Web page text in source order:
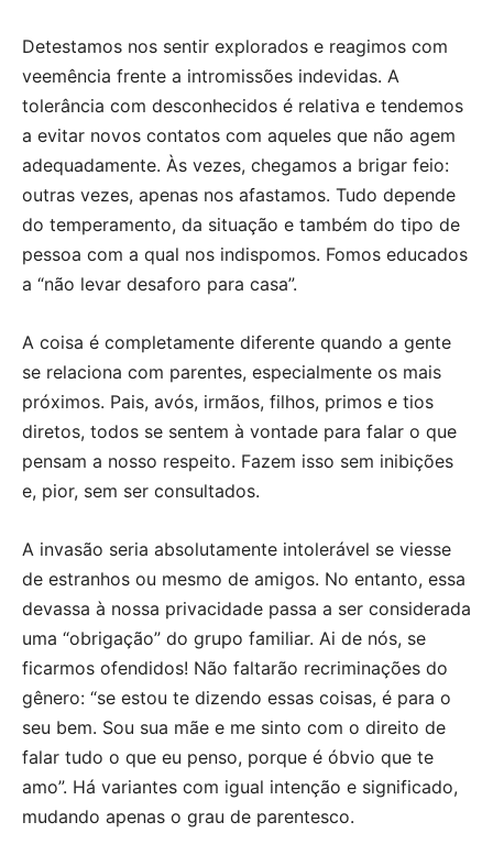
Detestamos nos sentir explorados e reagimos com
veemência frente a intromissões indevidas. A
tolerância com desconhecidos é relativa e tendemos
a evitar novos contatos com aqueles que não agem
adequadamente. Às vezes, chegamos a brigar feio:
outras vezes, apenas nos afastamos. Tudo depende
do temperamento, da situação e também do tipo de
pessoa com a qual nos indispomos. Fomos educados
a “não levar desaforo para casa”.
A coisa é completamente diferente quando a gente
se relaciona com parentes, especialmente os mais
próximos. Pais, avós, irmãos, filhos, primos e tios
diretos, todos se sentem à vontade para falar o que
pensam a nosso respeito. Fazem isso sem inibições
e, pior, sem ser consultados.
A invasão seria absolutamente intolerável se viesse
de estranhos ou mesmo de amigos. No entanto, essa
devassa à nossa privacidade passa a ser considerada
uma “obrigação” do grupo familiar. Ai de nós, se
ficarmos ofendidos! Não faltarão recriminações do
gênero: “se estou te dizendo essas coisas, é para o
seu bem. Sou sua mãe e me sinto com o direito de
falar tudo o que eu penso, porque é óbvio que te
amo”. Há variantes com igual intenção e significado,
mudando apenas o grau de parentesco.